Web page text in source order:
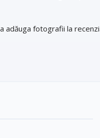
adăuga fotografii la